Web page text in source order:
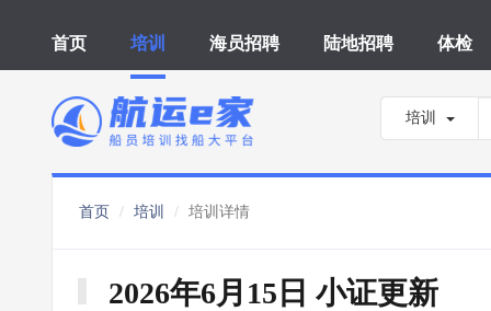
首页 培训 海员招聘 陆地招聘 体检
培训
首页 培训 培训详情
2026年6月15日 小证更新